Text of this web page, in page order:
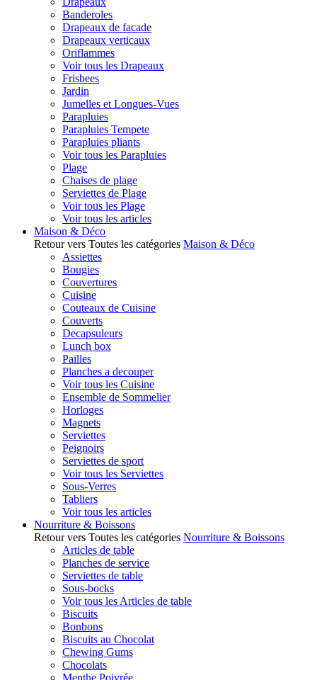
Banderoles
Drapeaux de facade
Drapeaux verticaux
Oriflammes
Voir tous les Drapeaux
Frisbees
Jardin
Jumelles et Longues-Vues
Parapluies
Parapluies Tempete
Parapluies pliants
Voir tous les Parapluies
Plage
Chaises de plage
Serviettes de Plage
Voir tous les Plage
Voir tous les articles
Maison & Déco
Retour vers Toutes les catégories Maison & Déco
Assiettes
Bougies
Couvertures
Cuisine
Couteaux de Cuisine
Couverts
Decapsuleurs
Lunch box
Pailles
Planches a decouper
Voir tous les Cuisine
Ensemble de Sommelier
Horloges
Magnets
Serviettes
Peignoirs
Serviettes de sport
Voir tous les Serviettes
Sous-Verres
Tabliers
Voir tous les articles
Nourriture & Boissons
Retour vers Toutes les catégories Nourriture & Boissons
Articles de table
Planches de service
Serviettes de table
Sous-bocks
Voir tous les Articles de table
Biscuits
Bonbons
Biscuits au Chocolat
Chewing Gums
Chocolats
Menthe Poivrée